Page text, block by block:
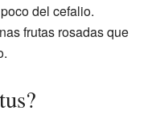
del cefalio.
frutas rosadas que